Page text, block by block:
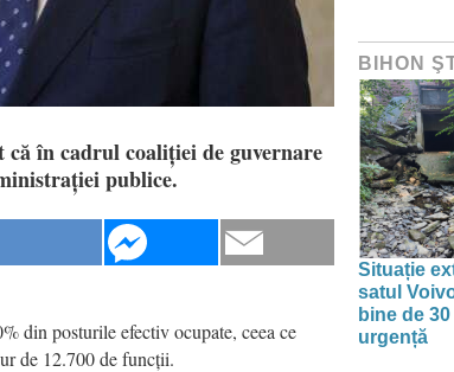
în cadrul coaliției de guvernare
publice.
din posturile efectiv ocupate, ceea ce
de 12.700 de funcții.
BIHON
Situație
satul
bine de
urgență